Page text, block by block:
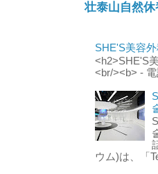
壮泰山自然休
SHE'S美容
<h2>SHE'S
<br/><b> -
ウム)は、「